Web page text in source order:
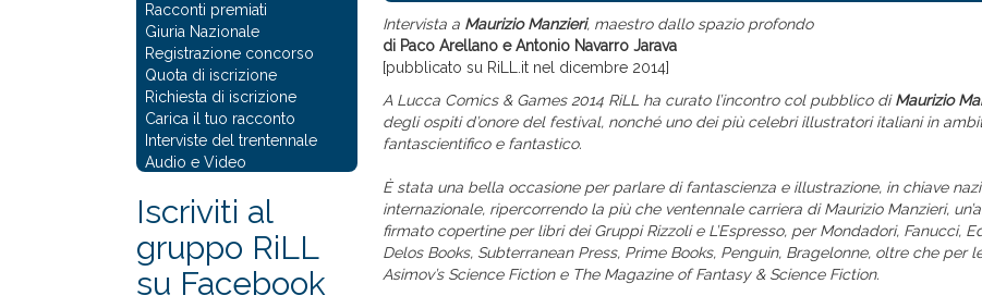
Intervista a Maurizio Manzieri, maestro dallo spazio profondo
di Paco Arellano e Antonio Navarro Jarava
[pubblicato su RiLL.it nel dicembre 2014]
A Lucca Comics & Games 2014 RiLL ha curato l’incontro col pubblico diMaurizio
degli ospiti d’onore del festival, nonché uno dei più celebri illustratori italiani in
fantascientifico e fantastico.
È stata una bella occasione per parlare di fantascienza e illustrazione, in chiave
internazionale, ripercorrendo la più che ventennale carriera di Maurizio Manzieri,
firmato copertine per libri dei Gruppi Rizzoli e L’Espresso, per Mondadori, Fanucci,
Delos Books, Subterranean Press, Prime Books, Penguin, Bragelonne, oltre che per
Asimov’s Science Fiction e The Magazine of Fantasy & Science Fiction.
Racconti premiati
Giuria Nazionale
Registrazione concorso
Quota di iscrizione
Richiesta di iscrizione
Carica il tuo racconto
Interviste del trentennale
Audio e Video
Iscriviti al
gruppo RiLL
su Facebook